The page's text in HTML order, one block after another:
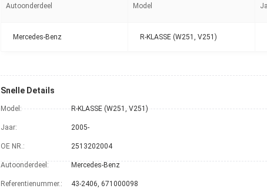
Autoonderdeel Model
Mercedes-Benz R-KLASSE (W251, V251)
Snelle Details
Model: R-KLASSE (W251, V251)
Jaar: 2005-
OE NR.: 2513202004
Autoonderdeel: Mercedes-Benz
Referentienummer.: 43-2406, 671000098